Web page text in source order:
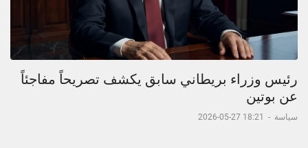
رئيس وزراء بريطاني سابق يكشف تصريحاً مفاجئاً
عن بوتين
سياسة -
18:21 27-05-2026